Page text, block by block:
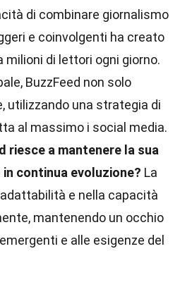
di combinare giornalismo
e coinvolgenti ha creato
milioni di lettori ogni giorno.
BuzzFeed non solo
utilizzando una strategia di
al massimo i social media.
riesce a mantenere la sua
continua evoluzione? La
e nella capacità
mantenendo un occhio
e alle esigenze del